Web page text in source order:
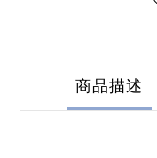
商品描述